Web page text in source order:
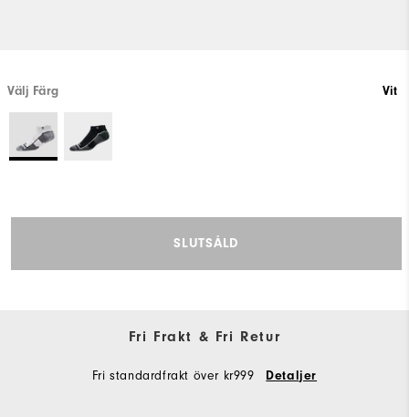
Välj Färg Vit
SLUTSÅLD
Fri Frakt & Fri Retur
Fri standardfrakt över kr999 Detaljer